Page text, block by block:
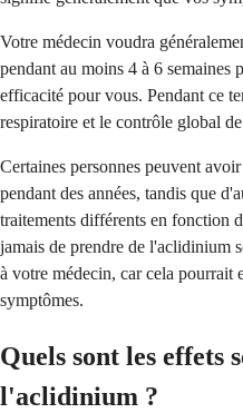
Votre médecin voudra
pendant au moins 4 à 6 semaines
efficacité pour vous. Pendant ce
respiratoire et le contrôle global
Certaines personnes peuvent
pendant des années, tandis que
traitements différents en fonction
jamais de prendre de l'aclidinium
à votre médecin, car cela pourrait
symptômes.
Quels sont les effets
l'aclidinium ?